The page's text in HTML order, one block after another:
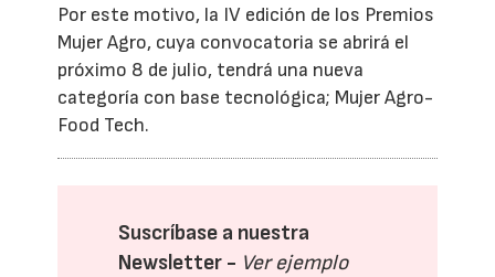
Por este motivo, la IV edición de los Premios
Mujer Agro, cuya convocatoria se abrirá el
próximo 8 de julio, tendrá una nueva
categoría con base tecnológica; Mujer Agro-
Food Tech.
Suscríbase a nuestra
Newsletter - Ver ejemplo